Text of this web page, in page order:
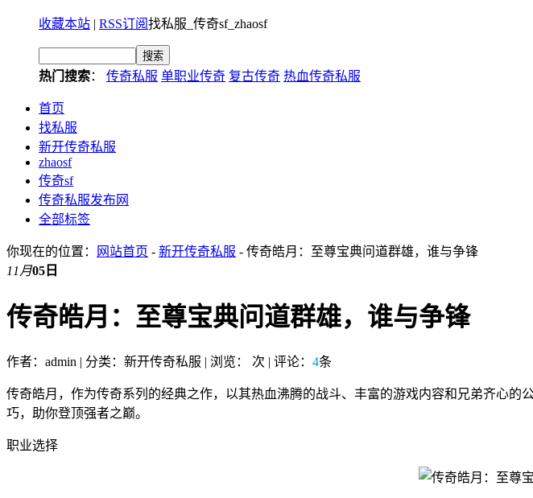
收藏本站 | RSS订阅找私服_传奇sf_zhaosf
热门搜索： 传奇私服 单职业传奇 复古传奇 热血传奇私服
首页
找私服
新开传奇私服
zhaosf
传奇sf
传奇私服发布网
全部标签
你现在的位置： 网站首页 - 新开传奇私服 - 传奇皓月：至尊宝典问道群雄，谁与争锋
11月05日
传奇皓月：至尊宝典问道群雄，谁与争锋
作者：admin | 分类：新开传奇私服 | 浏览： 次 | 评论： 4条
传奇皓月，作为传奇系列的经典之作，以其热血沸腾的战斗、丰富的游戏内容和兄弟齐心
巧，助你登顶强者之巅。
职业选择